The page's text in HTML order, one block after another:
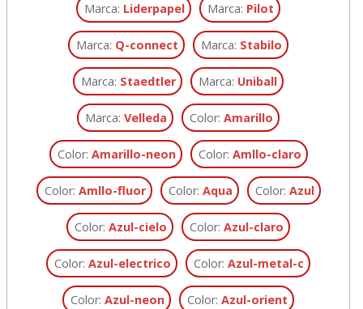
Marca: Liderpapel Marca: Pilot
Marca: Q-connect Marca: Stabilo
Marca: Staedtler Marca: Uniball
Marca:Velleda Color:Amarillo
Color: Amarillo-neon Color: Amllo-claro
Color: Amllo-fluor Color: Aqua Color: Azul
Color:Azul-cielo Color:Azul-claro
Color:Azul-electrico Color:Azul-metal-c
Color:Azul-neon Color:Azul-orient